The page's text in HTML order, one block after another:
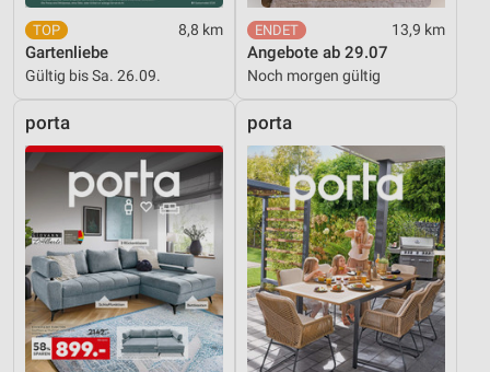
8,8 km
Gartenliebe
Gültig bis Sa. 26.09.
13,9 km
Angebote ab 29.07
Noch morgen gültig
porta porta